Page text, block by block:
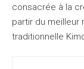
consacrée à la
partir du meilleur
traditionnelle